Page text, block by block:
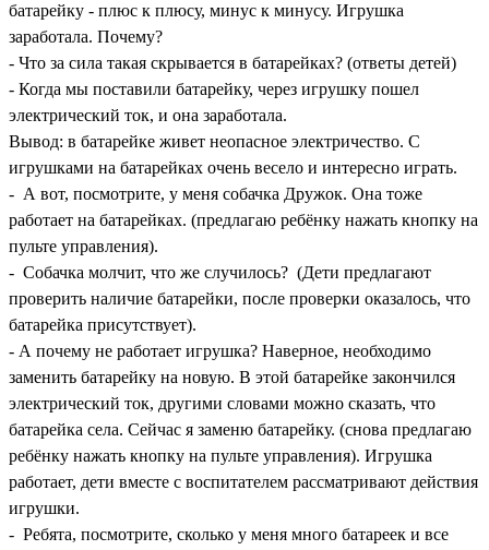
батарейку - плюс к плюсу, минус к минусу. Игрушка
заработала. Почему?
- Что за сила такая скрывается в батарейках? (ответы детей)
- Когда мы поставили батарейку, через игрушку пошел
электрический ток, и она заработала.
Вывод: в батарейке живет неопасное электричество. С
игрушками на батарейках очень весело и интересно играть.
- А вот, посмотрите, у меня собачка Дружок. Она тоже
работает на батарейках. (предлагаю ребёнку нажать кнопку на
пульте управления).
- Собачка молчит, что же случилось? (Дети предлагают
проверить наличие батарейки, после проверки оказалось, что
батарейка присутствует).
- А почему не работает игрушка? Наверное, необходимо
заменить батарейку на новую. В этой батарейке закончился
электрический ток, другими словами можно сказать, что
батарейка села. Сейчас я заменю батарейку. (снова предлагаю
ребёнку нажать кнопку на пульте управления). Игрушка
работает, дети вместе с воспитателем рассматривают действия
игрушки.
- Ребята, посмотрите, сколько у меня много батареек и все